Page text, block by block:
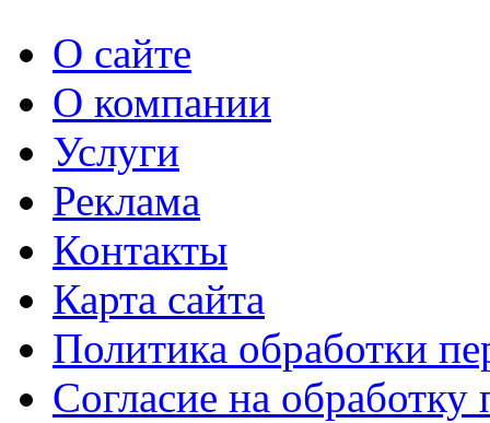
О сайте
О компании
Услуги
Реклама
Контакты
Карта сайта
Политика обработки
Согласие на